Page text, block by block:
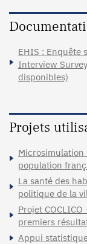
EHIS : Enquête
Interview
disponibles)
Projets
Microsimulation
population
La santé des
politique de la
Projet
premiers
Appui